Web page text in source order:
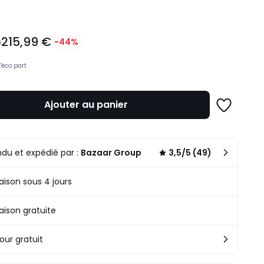
215,99 € -44%
part
Ajouter au panier
Ajouter
et expédié par : Bazaar Group 3,5/5 (49)
sous 4 jours
gratuite
gratuit